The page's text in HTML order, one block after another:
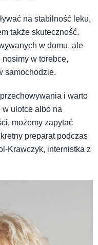
na stabilność leku,
także skuteczność.
w domu, ale
w torebce,
samochodzie.
i warto
ulotce albo na
możemy zapytać
preparat podczas
Krawczyk, internistka z